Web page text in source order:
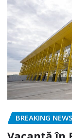
BREAKING NEWS